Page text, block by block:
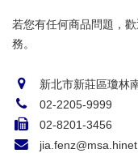
若您有任何商品問題，
務。
新北市新莊區瓊林
02-2205-9999
02-8201-3456